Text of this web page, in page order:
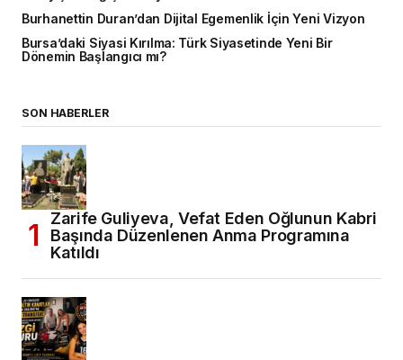
Burhanettin Duran’dan Dijital Egemenlik İçin Yeni Vizyon
Bursa’daki Siyasi Kırılma: Türk Siyasetinde Yeni Bir
Dönemin Başlangıcı mı?
SON HABERLER
Zarife Guliyeva, Vefat Eden Oğlunun Kabri
Başında Düzenlenen Anma Programına
Katıldı